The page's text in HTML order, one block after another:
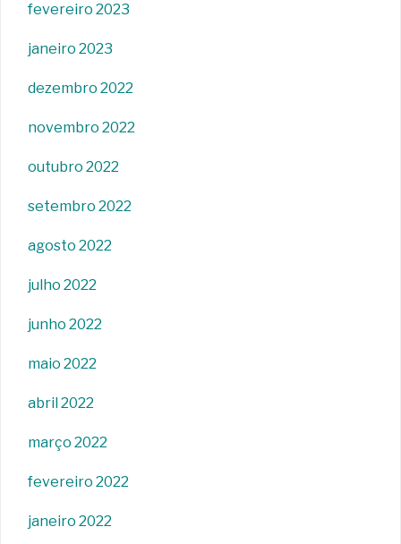
fevereiro 2023
janeiro 2023
dezembro 2022
novembro 2022
outubro 2022
setembro 2022
agosto 2022
julho 2022
junho 2022
maio 2022
abril 2022
março 2022
fevereiro 2022
janeiro 2022